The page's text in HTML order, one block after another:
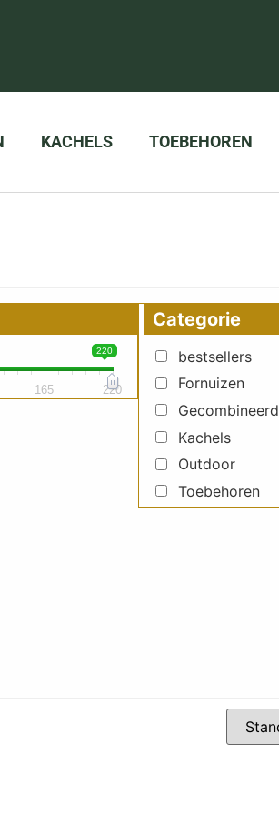
KACHELS TOEBEHOREN
220
165 220
Categorie
bestsellers
Fornuizen
Gecombineerd
Kachels
Outdoor
Toebehoren